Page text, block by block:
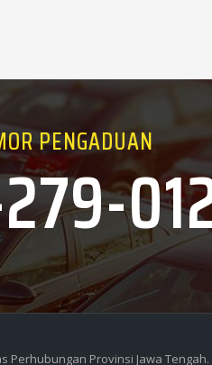
PENGADUAN
Perhubungan Provinsi Jawa Tengah.